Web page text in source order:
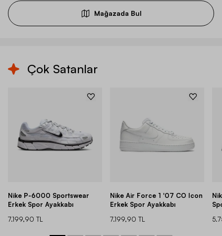
Mağazada Bul
Çok Satanlar
Nike P-6000 Sportswear
Erkek Spor Ayakkabı
7.199,90 TL
Nike Air Force 1 '07 CO Icon
Erkek Spor Ayakkabı
7.199,90 TL